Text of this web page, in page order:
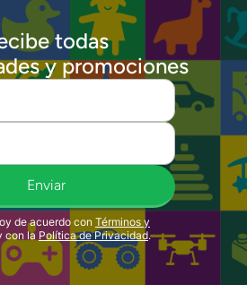
todas
y promociones
Enviar
de acuerdo conTérminos y
con la Política de Privacidad.